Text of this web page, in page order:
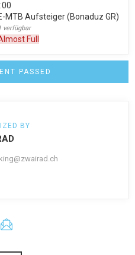
MTB Aufsteiger (Bonaduz GR)
verfügbar
Full
PASSED
BY